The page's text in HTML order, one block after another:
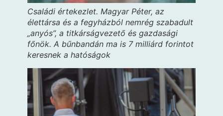
Családi értekezlet. Magyar Péter, az
élettársa és a fegyházból nemrég szabadult
„anyós”, a titkárságvezető és gazdasági
főnök. A bűnbandán ma is 7 milliárd forintot
keresnek a hatóságok